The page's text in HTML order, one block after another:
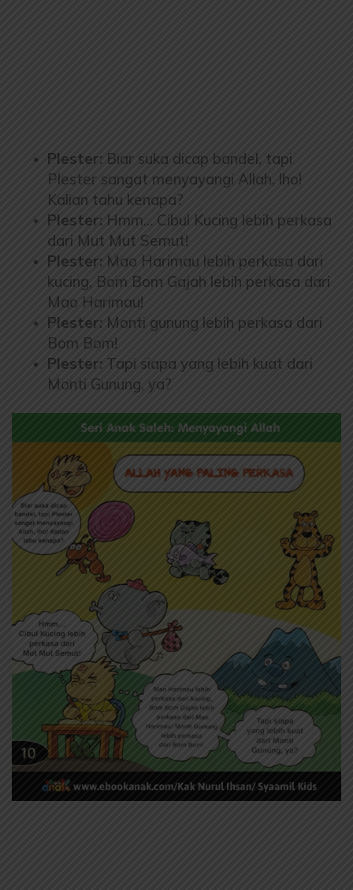
Plester: Biar suka dicap bandel, tapi
Plester sangat menyayangi Allah, lho!
Kalian tahu kenapa?
Plester: Hmm… Cibul Kucing lebih perkasa
dari Mut Mut Semut!
Plester: Mao Harimau lebih perkasa dari
kucing, Bom Bom Gajah lebih perkasa dari
Mao Harimau!
Plester: Monti gunung lebih perkasa dari
Bom Bom!
Plester: Tapi siapa yang lebih kuat dari
Monti Gunung, ya?